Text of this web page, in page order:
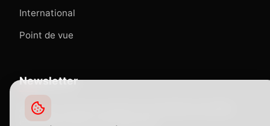
International
Point de vue
Newsletter
Abonnez-vous pour recevoir nos dernières actualités